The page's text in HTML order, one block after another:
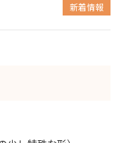
新着情報